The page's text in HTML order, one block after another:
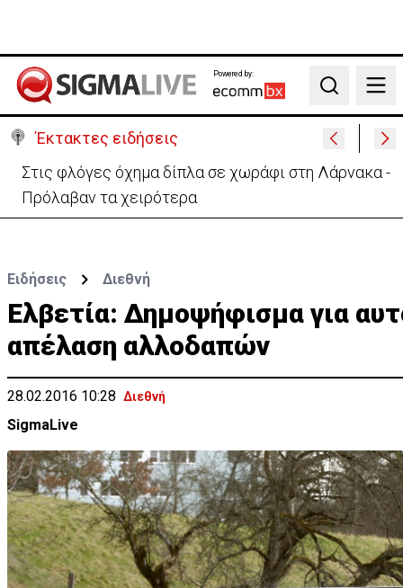
Powered by:
Search
Έκτακτες ειδήσεις
Στις φλόγες όχημα δίπλα σε χωράφι στη Λάρνακα -
Πρόλαβαν τα χειρότερα
Ειδήσεις Διεθνή
Ελβετία: Δημοψήφισμα για
απέλαση αλλοδαπών
28.02.2016 10:28 Διεθνή
SigmaLive